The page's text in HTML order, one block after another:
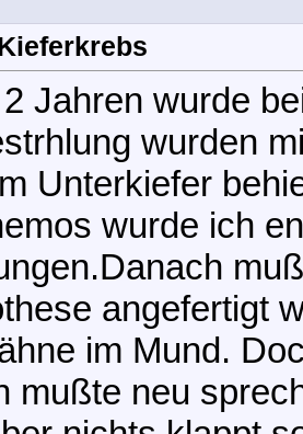
Jahren wurde
wurden
Unterkiefer
wurde ich
angefertigt
im Mund.
mußte neu